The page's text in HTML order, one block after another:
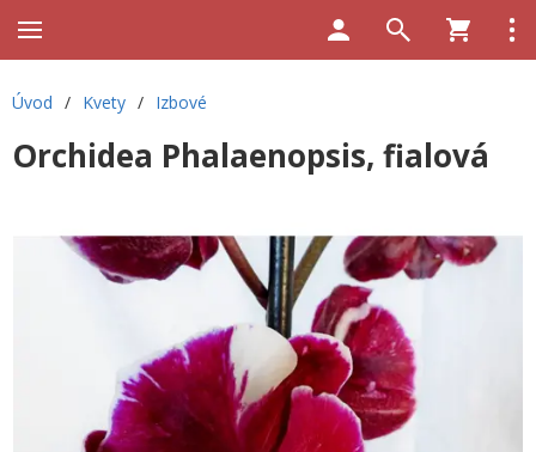
Úvod / Kvety / Izbové
Orchidea Phalaenopsis, fialová